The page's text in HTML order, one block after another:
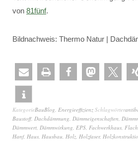
von 81fünf.
Bildnachweis: Thermo Natur |
KategorieBauBlog, Energieeffizienz Schlagwörter
Baustoff, Dachdämmung, Dämmeigenschaften,
Dämmwert, Dämmwirkung, EPS, Fachwerkhaus,
Hanf, Haus, Hausbau, Holz, Holzfaser,